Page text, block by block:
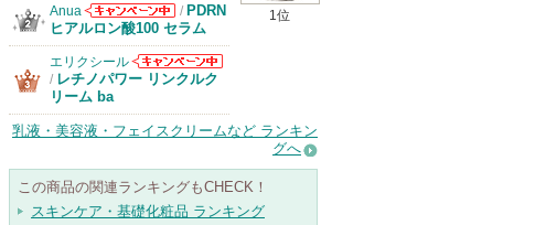
1位
Anua
Anuaからのお
知らせがありま
す
/ PDRN
ヒアルロン酸100 セラム
エリクシール
エリクシールか
/ レチノパワー リンクルク
リーム ba
乳液・美容液・フェイスクリームなど ランキン
グへ
この商品の関連ランキングもCHECK！
スキンケア・基礎化粧品 ランキング